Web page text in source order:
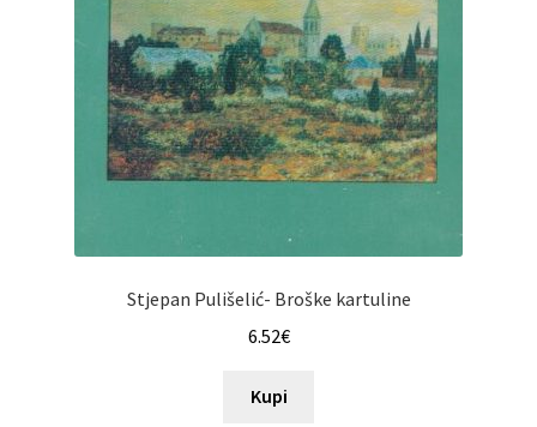
Stjepan Pulišelić- Broške kartuline
6.52€
Kupi